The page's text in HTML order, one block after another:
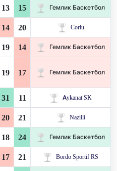
13 15 Гемлик Баскетбол
14 20 Corlu
19 14 Гемлик Баскетбол
19 17 Гемлик Баскетбол
31 11 Aykanat SK
20 21 Nazilli
18 24 Гемлик Баскетбол
17 21 Bordo Sportif RS